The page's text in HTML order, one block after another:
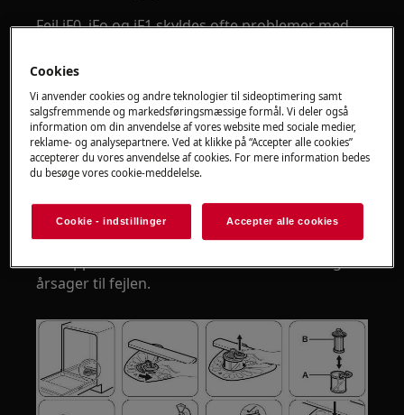
Fejl iF0, iFo og iF1 skyldes ofte problemer med
begrænset vandgennemstrømning. Start derfor
med at kontrollere filtre, vandtilførsel og afløb.
1. Rengør filtrene
tag filtrene ud af bunden af maskinen
rens både finfilter og grovfilter
fjern madrester, fedt og snavs
skyl filtrene grundigt under rindende vand
Tilstoppede filtre er en af de mest almindelige
årsager til fejlen.
Cookies
Vi anvender cookies og andre teknologier til sideoptimering samt
salgsfremmende og markedsføringsmæssige formål. Vi deler også
information om din anvendelse af vores website med sociale medier,
reklame- og analysepartnere. Ved at klikke på “Accepter alle cookies”
accepterer du vores anvendelse af cookies. For mere information bedes
du besøge vores cookie-meddelelse.
Cookie - indstillinger Accepter alle cookies